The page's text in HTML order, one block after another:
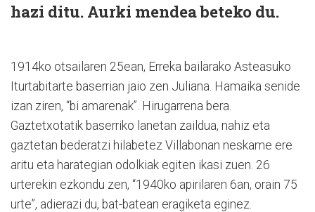
hazi ditu. Aurki mendea beteko du.
1914ko otsailaren 25ean, Erreka bailarako Asteasuko
Iturtabitarte baserrian jaio zen Juliana. Hamaika senide
izan ziren, “bi amarenak”. Hirugarrena bera.
Gaztetxotatik baserriko lanetan zaildua, nahiz eta
gaztetan bederatzi hilabetez Villabonan neskame ere
aritu eta harategian odolkiak egiten ikasi zuen. 26
urterekin ezkondu zen, “1940ko apirilaren 6an, orain 75
urte”, adierazi du, bat-batean eragiketa eginez.